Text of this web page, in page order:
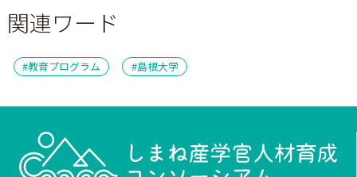
関連ワード
教育プログラム 島根大学